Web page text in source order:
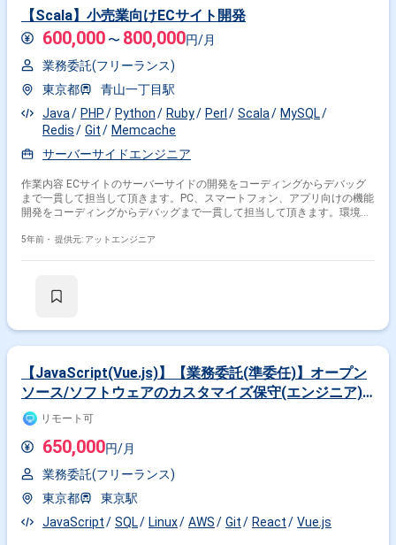
【Scala】小売業向けECサイト開発
600,000 〜 800,000円/月
業務委託(フリーランス)
東京都
青山一丁目駅
Java
PHP Python Ruby Perl Scala
MySQL
Redis
Git
Memcache
サーバーサイドエンジニア
作業内容 ECサイトのサーバーサイドの開発をコーディングからデバッグ
まで一貫して担当して頂きます。PC、スマートフォン、アプリ向けの機能
開発をコーディングからデバッグまで一貫して担当して頂きます。環境：
5年前・ 提供元: アットエンジニア
【JavaScript(Vue.js)】【業務委託(準委任)】オープン
ソース/ソフトウェアのカスタマイズ保守(エンジニア)
【リモートOK】
リモート可
650,000円/月
業務委託(フリーランス)
東京都
東京駅
JavaScript
SQL Linux AWS Git React Vue.js
Ruby × Sier
特徴で絞り込む
Ruby × 副業 Ruby × 在宅・リモート
その他の条件で検索する
その他開発言語・スキルから探す
Rails AWS React JavaScript MySQL
PHP
Java
Python TypeScript Vue.js
その他の職種から探す
フロントエンドエンジニア